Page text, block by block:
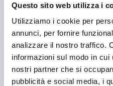
Questo sito web utilizza i
Utilizziamo i cookie per
annunci, per fornire
analizzare il nostro traffico.
informazioni sul modo in
nostri partner che si
pubblicità e social media, i
sono brevi. Anche dopo
Ideal Parkgestisce con cura
e riparazione degli impianti
Qualora le distanze siano
sedi, tale servizio viene
ascensori
appositamente formate per